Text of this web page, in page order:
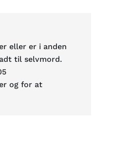
eller er i anden
til selvmord.
05
og for at